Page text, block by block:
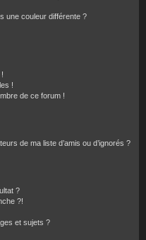
une couleur différente ?
!
de ce forum !
de ma liste d’amis ou d’ignorés ?
?
?!
et sujets ?